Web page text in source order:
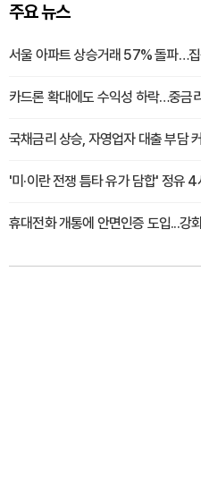
주요 뉴스
서울 아파트 상승거래 57% 돌파…
카드론 확대에도 수익성 하락…중금
국채금리 상승, 자영업자 대출 부담
'미·이란 전쟁 틈타 유가 담합' 정유
휴대전화 개통에 안면인증 도입...강